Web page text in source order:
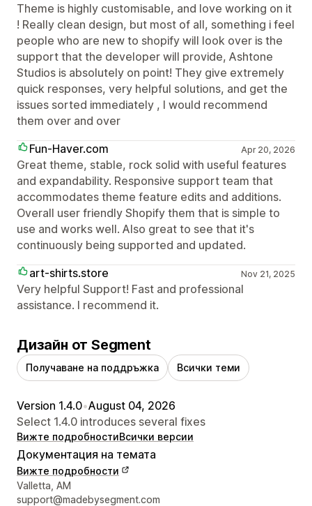
Theme is highly customisable, and love working on it
! Really clean design, but most of all, something i feel
people who are new to shopify will look over is the
support that the developer will provide, Ashtone
Studios is absolutely on point! They give extremely
quick responses, very helpful solutions, and get the
issues sorted immediately , I would recommend
them over and over
Fun-Haver.com
Apr 20, 2026
Great theme, stable, rock solid with useful features
and expandability. Responsive support team that
accommodates theme feature edits and additions.
Overall user friendly Shopify them that is simple to
use and works well. Also great to see that it's
continuously being supported and updated.
art-shirts.store
Nov 21, 2025
Very helpful Support! Fast and professional
assistance. I recommend it.
Дизайн от Segment
Получаване на поддръжка Всички теми
Version 1.4.0•August 04, 2026
Select 1.4.0 introduces several fixes
Вижте подробностиВсички версии
Документация на темата
Вижте подробности
Данни за връзка с дизайнера
Valletta, AM
support@madebysegment.com